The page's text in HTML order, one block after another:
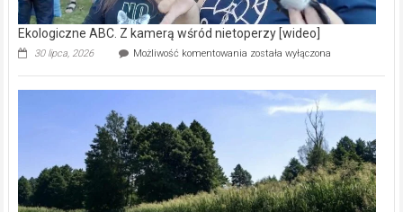
Ekologiczne ABC. Z kamerą wśród nietoperzy [wideo]
30 lipca, 2026 Możliwość komentowania Ekologiczne
kamerą
wśród
została wyłączona